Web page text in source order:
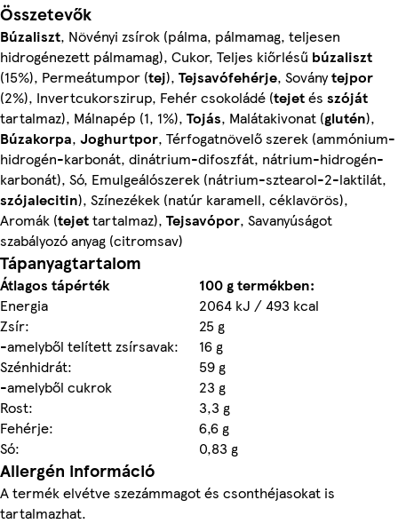
Összetevők
Búzaliszt, Növényi zsírok (pálma, pálmamag, teljesen
hidrogénezett pálmamag), Cukor, Teljes kiőrlésű búzaliszt
(15%), Permeátumpor (tej), Tejsavófehérje, Soványtejpor
(2%), Invertcukorszirup, Fehér csokoládé (tejetés szóját
tartalmaz), Málnapép (1, 1%), Tojás, Malátakivonat (glutén),
Búzakorpa, Joghurtpor, Térfogatnövelő szerek (ammónium-
hidrogén-karbonát, dinátrium-difoszfát, nátrium-hidrogén-
karbonát), Só, Emulgeálószerek (nátrium-sztearol-2-laktilát,
szójalecitin), Színezékek (natúr karamell, céklavörös),
Aromák (tejettartalmaz), Tejsavópor, Savanyúságot
szabályozó anyag (citromsav)
Tápanyagtartalom
Átlagos tápérték
100 g termékben:
Energia
2064 kJ / 493 kcal
Zsír:
25 g
-amelyből telített zsírsavak:
16 g
Szénhidrát:
59 g
-amelyből cukrok
23 g
Rost:
3,3 g
Fehérje:
6,6 g
Só:
0,83 g
Allergén információ
A termék elvétve szezámmagot és csonthéjasokat is
tartalmazhat.